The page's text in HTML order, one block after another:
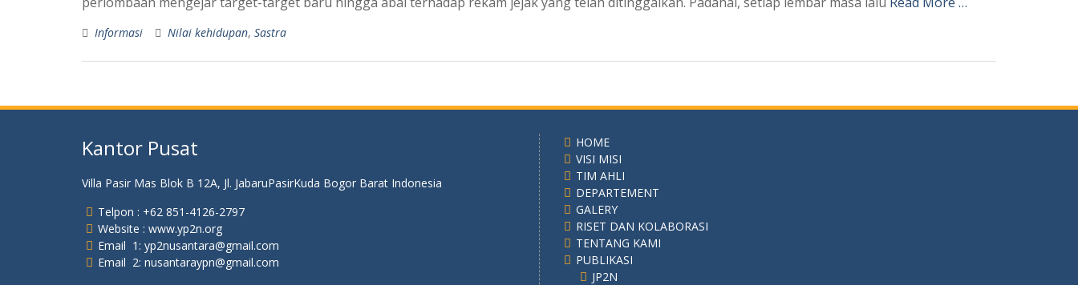
Informasi Nilai kehidupan, Sastra
Kantor Pusat
Villa Pasir Mas Blok B 12A, Jl. JabaruPasirKuda Bogor Barat Indonesia
Telpon : +62 851-4126-2797
Website : www.yp2n.org
Email 1: yp2nusantara@gmail.com
Email 2: nusantaraypn@gmail.com
HOME
VISI MISI
TIM AHLI
DEPARTEMENT
GALERY
RISET DAN KOLABORASI
TENTANG KAMI
PUBLIKASI
JP2N